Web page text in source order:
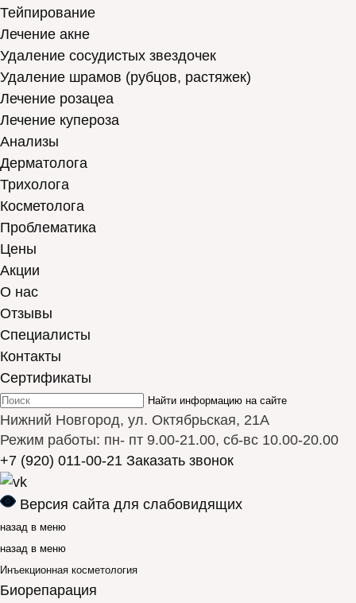
Тейпирование
Лечение акне
Удаление сосудистых звездочек
Удаление шрамов (рубцов, растяжек)
Лечение розацеа
Лечение купероза
Анализы
Дерматолога
Трихолога
Косметолога
Проблематика
Цены
Акции
О нас
Отзывы
Cпециалисты
Контакты
Сертификаты
Найти информацию на сайте
Нижний Новгород, ул. Октябрьская, 21А
Режим работы: пн- пт 9.00-21.00, сб-вс 10.00-20.00
+7 (920) 011-00-21 Заказать звонок
Версия сайта для слабовидящих
назад в меню
назад в меню
Инъекционная косметология
Биорепарация